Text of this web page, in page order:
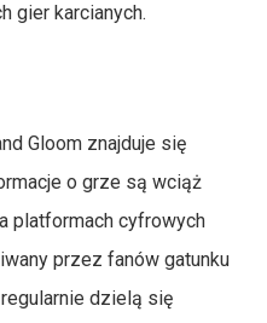
gier karcianych.
Gloom znajduje się
o grze są wciąż
platformach cyfrowych
przez fanów gatunku
dzielą się